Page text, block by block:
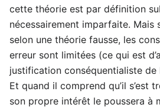
cette théorie est par définition
nécessairement imparfaite. Mais
selon une théorie fausse, les
erreur sont limitées (ce qui est
justification conséquentialiste
Et quand il comprend qu’il s’est
son propre intérêt le poussera à